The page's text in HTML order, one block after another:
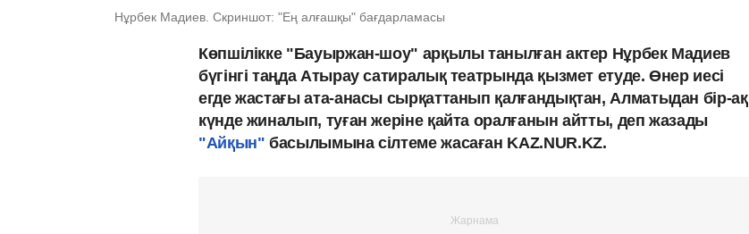
Нұрбек Мадиев. Скриншот: "Ең алғашқы" бағдарламасы
Көпшілікке "Бауыржан-шоу" арқылы танылған актер Нұрбек Мадиев
бүгінгі таңда Атырау сатиралық театрында қызмет етуде. Өнер иесі
егде жастағы ата-анасы сырқаттанып қалғандықтан, Алматыдан бір-ақ
күнде жиналып, туған жеріне қайта оралғанын айтты, деп жазады
"Айқын"басылымына сілтеме жасаған KAZ.NUR.KZ.